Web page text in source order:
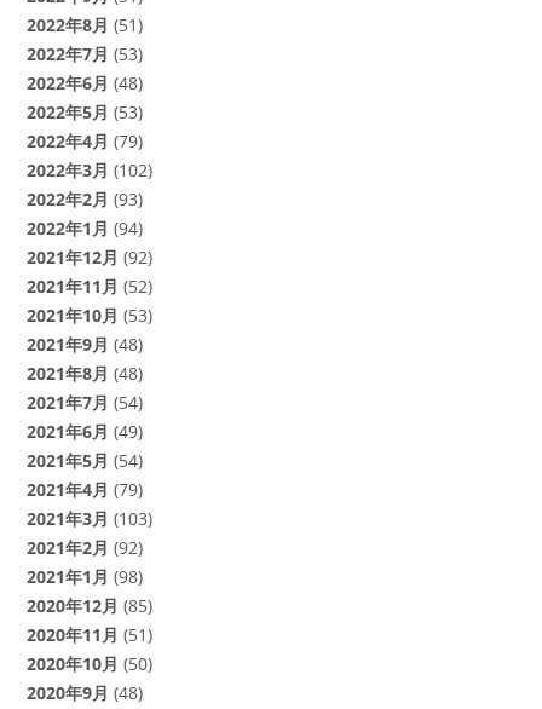
2022年8月 (51)
2022年7月 (53)
2022年6月 (48)
2022年5月 (53)
2022年4月 (79)
2022年3月 (102)
2022年2月 (93)
2022年1月 (94)
2021年12月 (92)
2021年11月 (52)
2021年10月 (53)
2021年9月 (48)
2021年8月 (48)
2021年7月 (54)
2021年6月 (49)
2021年5月 (54)
2021年4月 (79)
2021年3月 (103)
2021年2月 (92)
2021年1月 (98)
2020年12月 (85)
2020年11月 (51)
2020年10月 (50)
2020年9月 (48)